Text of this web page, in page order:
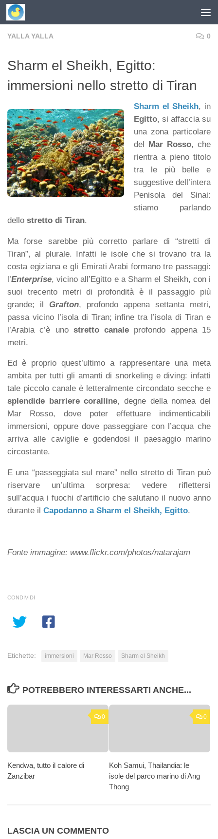
Skip to content
YALLA YALLA 0
Sharm el Sheikh, Egitto:
immersioni nello stretto di Tiran
Sharm el Sheikh, in
Egitto, si affaccia su
una zona particolare
del Mar Rosso, che
rientra a pieno titolo
tra le più belle e
suggestive dell’intera
Penisola del Sinai:
stiamo parlando
dello stretto di Tiran.
Ma forse sarebbe più corretto parlare di “stretti di
Tiran”, al plurale. Infatti le isole che si trovano tra la
costa egiziana e gli Emirati Arabi formano tre passaggi:
l’Enterprise, vicino all’Egitto e a Sharm el Sheikh, con i
suoi trecento metri di profondità è il passaggio più
grande; il Grafton, profondo appena settanta metri,
passa vicino l’isola di Tiran; infine tra l’isola di Tiran e
l’Arabia c’è uno stretto canale profondo appena 15
metri.
Ed è proprio quest’ultimo a rappresentare una meta
ambita per tutti gli amanti di snorkeling e diving: infatti
tale piccolo canale è letteralmente circondato secche e
splendide barriere coralline, degne della nomea del
Mar Rosso, dove poter effettuare indimenticabili
immersioni, oppure dove passeggiare con l’acqua che
arriva alle caviglie e godendosi il paesaggio marino
circostante.
E una “passeggiata sul mare” nello stretto di Tiran può
riservare un’ultima sorpresa: vedere riflettersi
sull’acqua i fuochi d’artificio che salutano il nuovo anno
durante il Capodanno a Sharm el Sheikh, Egitto.
Fonte immagine: www.flickr.com/photos/natarajam
CONDIVIDI
Etichette: immersioni Mar Rosso Sharm el Sheikh
POTREBBERO INTERESSARTI ANCHE...
0
Kendwa, tutto il calore di
Zanzibar
0
Koh Samui, Thailandia: le
isole del parco marino di Ang
Thong
LASCIA UN COMMENTO